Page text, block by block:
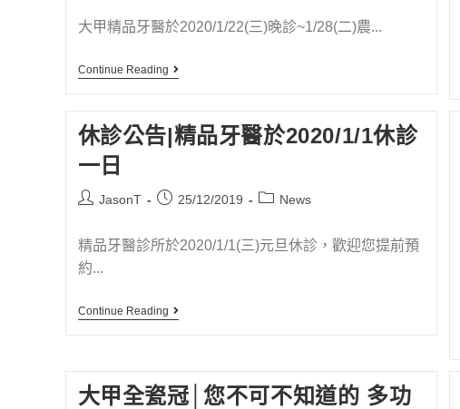
大甲精品牙醫於2020/1/22(三)晚診~1/28(二)農...
Continue Reading
休診公告|精品牙醫於2020/1/1休診
一日
JasonT 25/12/2019 News
精品牙醫診所於2020/1/1(三)元旦休診，歡迎您提前預
約...
Continue Reading
大甲全瓷冠│您不可不知道的 多功